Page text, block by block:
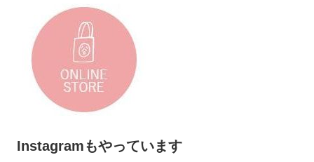
Instagramもやっています